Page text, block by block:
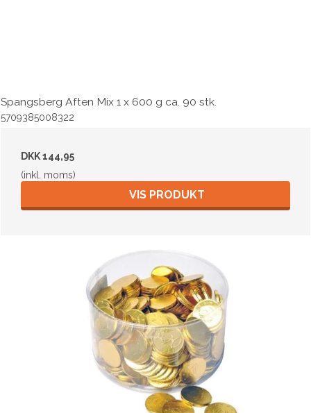
Spangsberg Aften Mix 1 x 600 g ca. 90 stk.
5709385008322
DKK 144,95
(inkl. moms)
VIS PRODUKT